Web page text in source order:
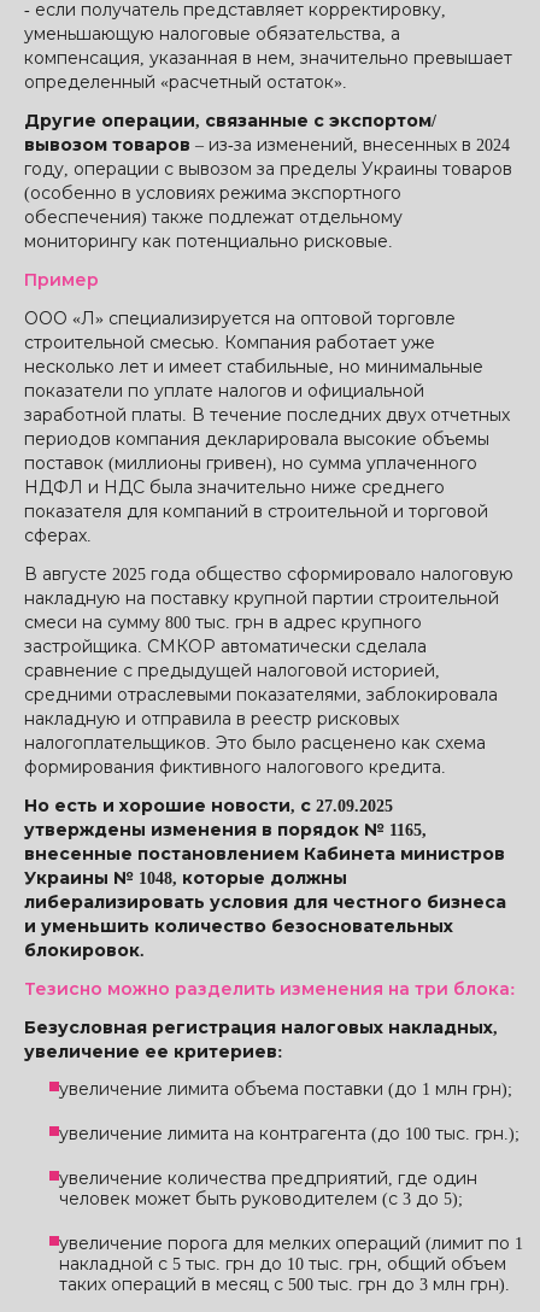
- если получатель представляет корректировку,
уменьшающую налоговые обязательства, а
компенсация, указанная в нем, значительно превышает
определенный «расчетный остаток».
Другие операции, связанные с экспортом/
вывозом товаров – из-за изменений, внесенных в 2024
году, операции с вывозом за пределы Украины товаров
(особенно в условиях режима экспортного
обеспечения) также подлежат отдельному
мониторингу как потенциально рисковые.
Пример
ООО «Л» специализируется на оптовой торговле
строительной смесью. Компания работает уже
несколько лет и имеет стабильные, но минимальные
показатели по уплате налогов и официальной
заработной платы. В течение последних двух отчетных
периодов компания декларировала высокие объемы
поставок (миллионы гривен), но сумма уплаченного
НДФЛ и НДС была значительно ниже среднего
показателя для компаний в строительной и торговой
сферах.
В августе 2025 года общество сформировало налоговую
накладную на поставку крупной партии строительной
смеси на сумму 800 тыс. грн в адрес крупного
застройщика. СМКОР автоматически сделала
сравнение с предыдущей налоговой историей,
средними отраслевыми показателями, заблокировала
накладную и отправила в реестр рисковых
налогоплательщиков. Это было расценено как схема
формирования фиктивного налогового кредита.
Но есть и хорошие новости, с 27.09.2025
утверждены изменения в порядок № 1165,
внесенные постановлением Кабинета министров
Украины № 1048, которые должны
либерализировать условия для честного бизнеса
и уменьшить количество безосновательных
блокировок.
Тезисно можно разделить изменения на три блока:
Безусловная регистрация налоговых накладных,
увеличение ее критериев:
увеличение лимита объема поставки (до 1 млн грн);
увеличение лимита на контрагента (до 100 тыс. грн.);
увеличение количества предприятий, где один
человек может быть руководителем (с 3 до 5);
увеличение порога для мелких операций (лимит по 1
накладной с 5 тыс. грн до 10 тыс. грн, общий объем
таких операций в месяц с 500 тыс. грн до 3 млн грн).